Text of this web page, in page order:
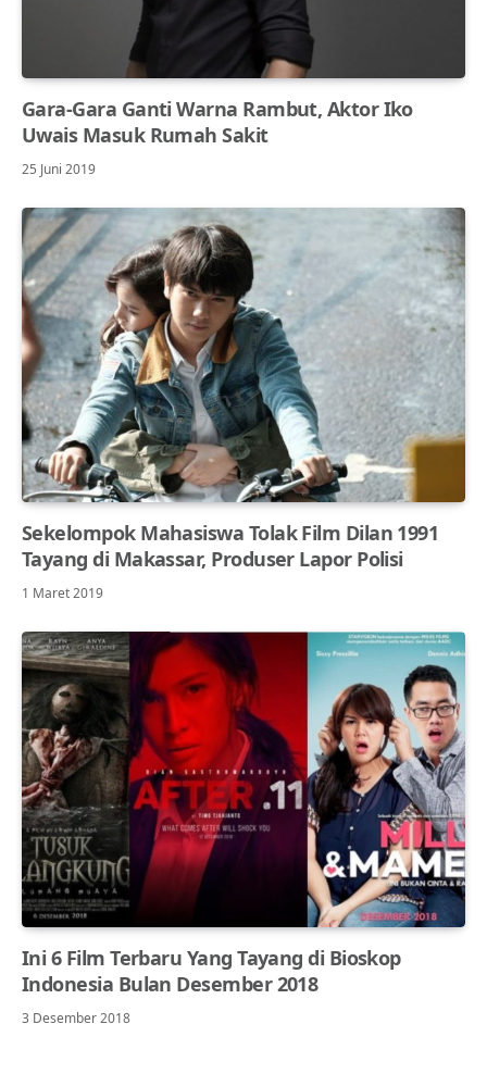
Gara-Gara Ganti Warna Rambut, Aktor Iko
Uwais Masuk Rumah Sakit
25 Juni 2019
Sekelompok Mahasiswa Tolak Film Dilan 1991
Tayang di Makassar, Produser Lapor Polisi
1 Maret 2019
Ini 6 Film Terbaru Yang Tayang di Bioskop
Indonesia Bulan Desember 2018
3 Desember 2018